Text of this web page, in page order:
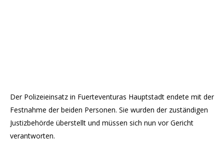
Der Polizeieinsatz in Fuerteventuras Hauptstadt endete mit der
Festnahme der beiden Personen. Sie wurden der zuständigen
Justizbehörde überstellt und müssen sich nun vor Gericht
verantworten.